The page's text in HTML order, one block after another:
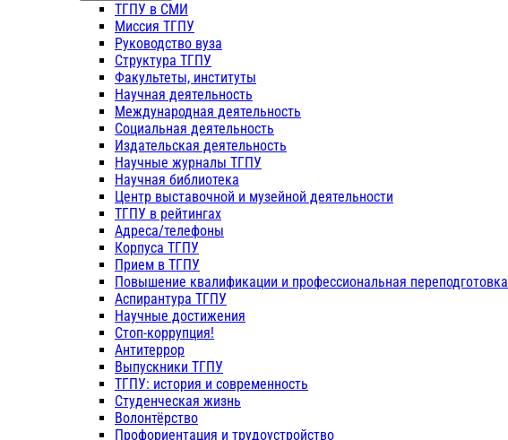
ТГПУ в СМИ
Миссия ТГПУ
Руководство вуза
Структура ТГПУ
Факультеты, институты
Научная деятельность
Международная деятельность
Социальная деятельность
Издательская деятельность
Научные журналы ТГПУ
Научная библиотека
Центр выставочной и музейной деятельности
ТГПУ в рейтингах
Адреса/телефоны
Корпуса ТГПУ
Прием в ТГПУ
Повышение квалификации и профессиональная переподготовка
Аспирантура ТГПУ
Научные достижения
Стоп-коррупция!
Антитеррор
Выпускники ТГПУ
ТГПУ: история и современность
Студенческая жизнь
Волонтёрство
Профориентация и трудоустройство